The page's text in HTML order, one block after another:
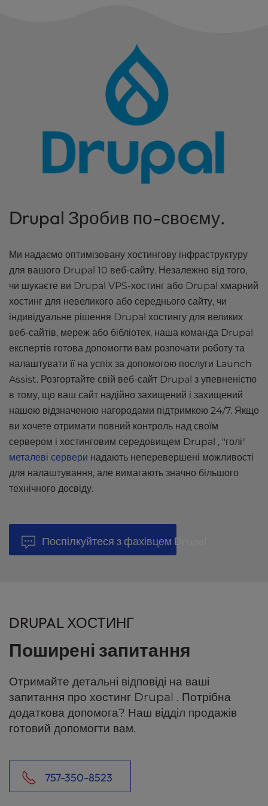
Drupal Зробив по-своєму.
Ми надаємо оптимізовану хостингову інфраструктуру
для вашого Drupal 10 веб-сайту. Незалежно від того,
чи шукаєте ви Drupal VPS-хостинг або Drupal хмарний
хостинг для невеликого або середнього сайту, чи
індивідуальне рішення Drupal хостингу для великих
веб-сайтів, мереж або бібліотек, наша команда Drupal
експертів готова допомогти вам розпочати роботу та
налаштувати її на успіх за допомогою послуги Launch
Assist. Розгортайте свій веб-сайт Drupal з упевненістю
в тому, що ваш сайт надійно захищений і захищений
нашою відзначеною нагородами підтримкою 24/7. Якщо
ви хочете отримати повний контроль над своїм
сервером і хостинговим середовищем Drupal , "голі"
металеві сервери надають неперевершені можливості
для налаштування, але вимагають значно більшого
технічного досвіду.
Поспілкуйтеся з фахівцем Drupal
DRUPAL ХОСТИНГ
Поширені запитання
Отримайте детальні відповіді на ваші
запитання про хостинг Drupal . Потрібна
додаткова допомога? Наш відділ продажів
готовий допомогти вам.
757-350-8523